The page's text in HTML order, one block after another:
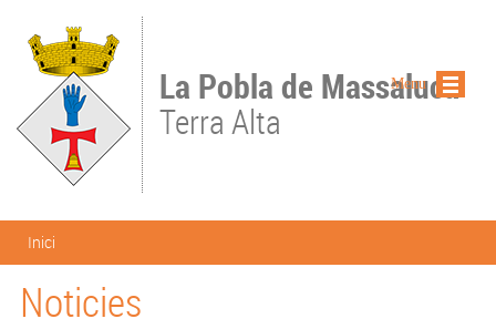
La Pobla de Massaluca
Terra Alta
Esteu aquí
Inici
Noticies
Menu